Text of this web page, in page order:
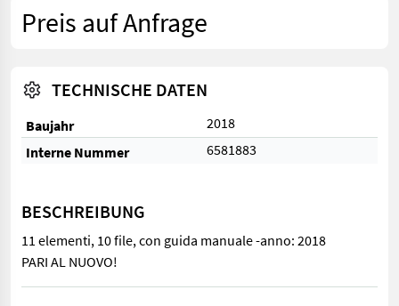
Preis auf Anfrage
TECHNISCHE DATEN
Baujahr
2018
Interne Nummer
6581883
BESCHREIBUNG
11 elementi, 10 file, con guida manuale -anno: 2018
PARI AL NUOVO!
11 elementi, 10 file, con guida manuale -anno: 2018 PARI AL